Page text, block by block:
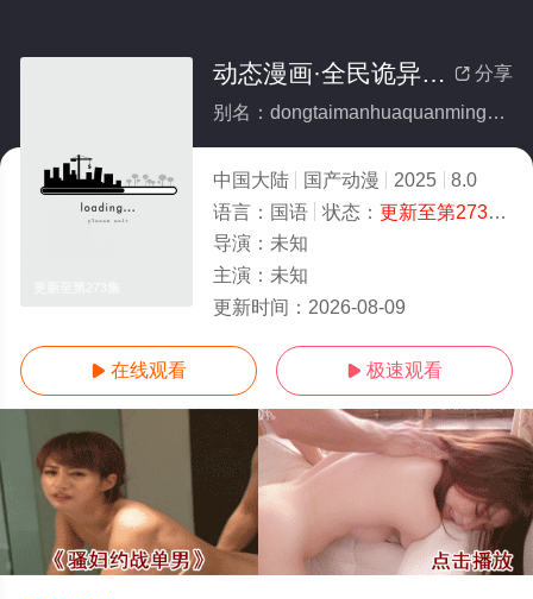
 分享
动态漫画·全民诡异：开局掌握零元购
别名：dongtaimanhuaquanminguiyikaijuzhangwolingyuangou
中国大陆 国产动漫 2025
8.0
语言： 国语 状态： 更新至第273集
导演： 未知
主演： 未知
更新时间： 2026-08-09
 在线观看  极速观看